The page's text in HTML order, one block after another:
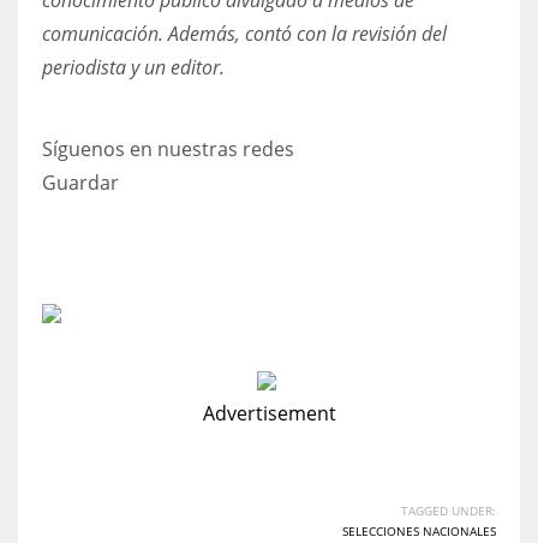
comunicación. Además, contó con la revisión del
periodista y un editor.
Síguenos en nuestras redes
Guardar
Advertisement
TAGGED UNDER:
SELECCIONES NACIONALES